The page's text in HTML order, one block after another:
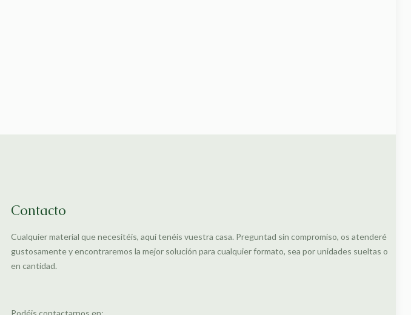
Contacto
Cualquier material que necesitéis, aquí tenéis vuestra casa. Preguntad sin compromiso, os atenderé
gustosamente y encontraremos la mejor solución para cualquier formato, sea por unidades sueltas o
en cantidad.
Podéis contactarnos en: